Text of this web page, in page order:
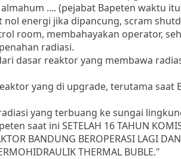
.... (pejabat Bapeten waktu
energi jika dipancung, scram
room, membahayakan operator,
radiasi.
dasar reaktor yang membawa
yang di upgrade, terutama saat
yang terbuang ke sungai
saat ini SETELAH 16 TAHUN
BANDUNG BEROPERASI LAGI
THERMAL BUBLE."